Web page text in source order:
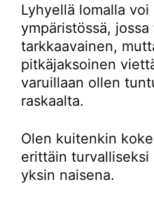
Lyhyellä lomalla
ympäristössä,
tarkkaavainen,
pitkäjaksoinen
varuillaan ollen
raskaalta.
Olen kuitenkin
erittäin
yksin naisena.